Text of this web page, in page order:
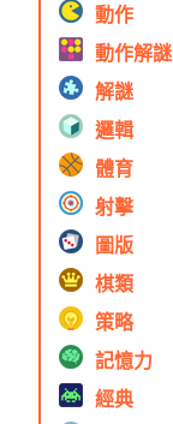
動作
動作解謎
解謎
邏輯
體育
射擊
圖版
棋類
策略
記憶力
經典